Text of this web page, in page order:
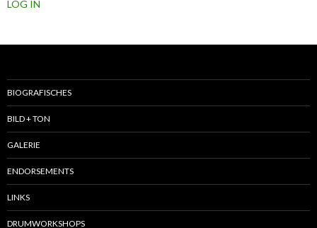
LOG IN
BIOGRAFISCHES
BILD + TON
GALERIE
ENDORSEMENTS
LINKS
DRUMWORKSHOPS